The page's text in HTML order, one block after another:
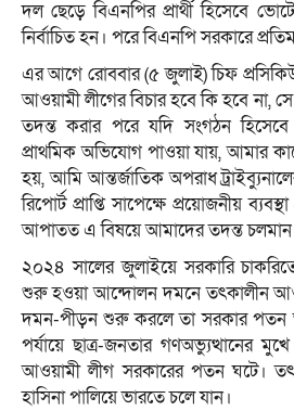
দল ছেড়ে বিএনপির প্রার্থী হিসেবে
নির্বাচিত হন। পরে বিএনপি সরকারে
এর আগে রোববার (৫ জুলাই) চিফ
আওয়ামী লীগের বিচার হবে কি হবে না,
তদন্ত করার পরে যদি সংগঠন
প্রাথমিক অভিযোগ পাওয়া যায়, আমার
হয়, আমি আন্তর্জাতিক অপরাধ
রিপোর্ট প্রাপ্তি সাপেক্ষে প্রয়োজনীয়
আপাতত এ বিষয়ে আমাদের তদন্ত
২০২৪ সালের জুলাইয়ে সরকারি
শুরু হওয়া আন্দোলন দমনে তৎকালীন
দমন-পীড়ন শুরু করলে তা সরকার
পর্যায়ে ছাত্র-জনতার গণঅভ্যুত্থানের
আওয়ামী লীগ সরকারের পতন ঘটে।
হাসিনা পালিয়ে ভারতে চলে যান।